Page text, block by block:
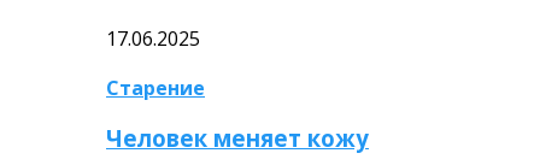
17.06.2025
Старение
Человек меняет кожу